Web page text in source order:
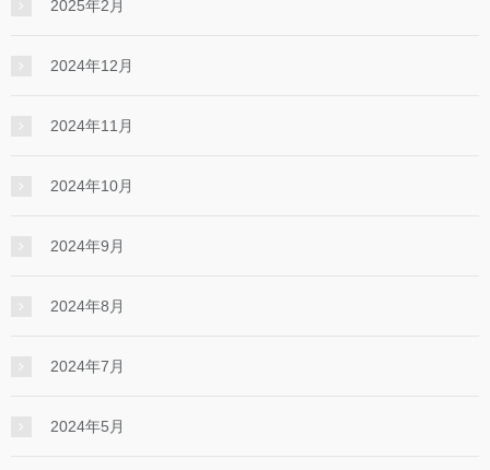
2025年2月
2024年12月
2024年11月
2024年10月
2024年9月
2024年8月
2024年7月
2024年5月